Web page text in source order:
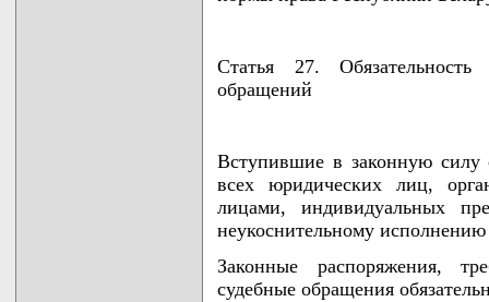
Статья 27.
обращений
Вступившие в законную силу
всех юридических лиц,
лицами, индивидуальных
неукоснительному
Законные распоряжения,
судебные обращения